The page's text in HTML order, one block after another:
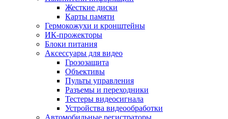
Жесткие диски
Карты памяти
Гермокожухи и кронштейны
ИК-прожекторы
Блоки питания
Аксессуары для видео
Грозозащита
Объективы
Пульты управления
Разъемы и переходники
Тестеры видеосигнала
Устройства видеообработки
Автомобильные регистраторы